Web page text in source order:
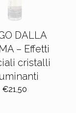
DALLA
– Effetti
cristalli
€21,50